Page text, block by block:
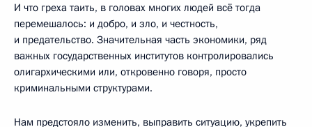
И что греха таить, в головах многих людей всё тогда
перемешалось: и добро, и зло, и честность,
и предательство. Значительная часть экономики, ряд
важных государственных институтов контролировались
олигархическими или, откровенно говоря, просто
криминальными структурами.
Нам предстояло изменить, выправить ситуацию, укрепить